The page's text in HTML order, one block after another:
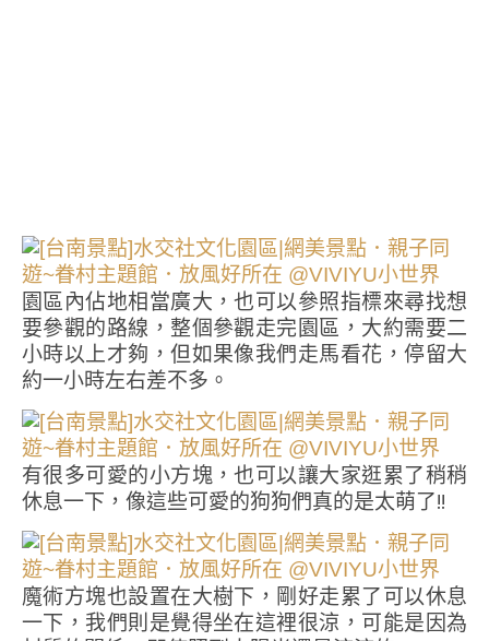
園區內佔地相當廣大，也可以參照指標來尋找想
要參觀的路線，整個參觀走完園區，大約需要二
小時以上才夠，但如果像我們走馬看花，停留大
約一小時左右差不多。
有很多可愛的小方塊，也可以讓大家逛累了稍稍
休息一下，像這些可愛的狗狗們真的是太萌了!!
魔術方塊也設置在大樹下，剛好走累了可以休息
一下，我們則是覺得坐在這裡很涼，可能是因為